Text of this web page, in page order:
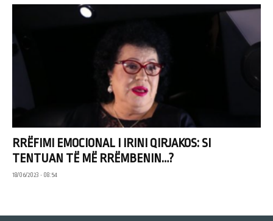
RRËFIMI EMOCIONAL I IRINI QIRJAKOS: SI
TENTUAN TË MË RRËMBENIN…?
18/06/2023 • 08:54